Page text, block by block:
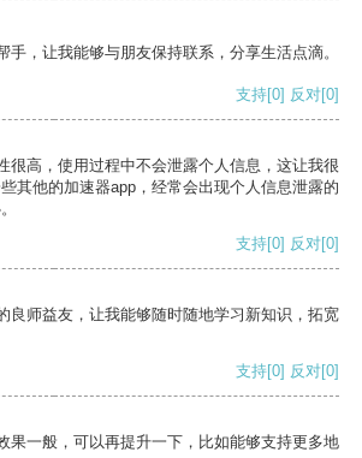
手，让我能够与朋友保持联系，分享生活点滴。
支持[0] 反对[0]
很高，使用过程中不会泄露个人信息，这让我很
其他的加速器app，经常会出现个人信息泄露的
支持[0] 反对[0]
良师益友，让我能够随时随地学习新知识，拓宽
支持[0] 反对[0]
果一般，可以再提升一下，比如能够支持更多地